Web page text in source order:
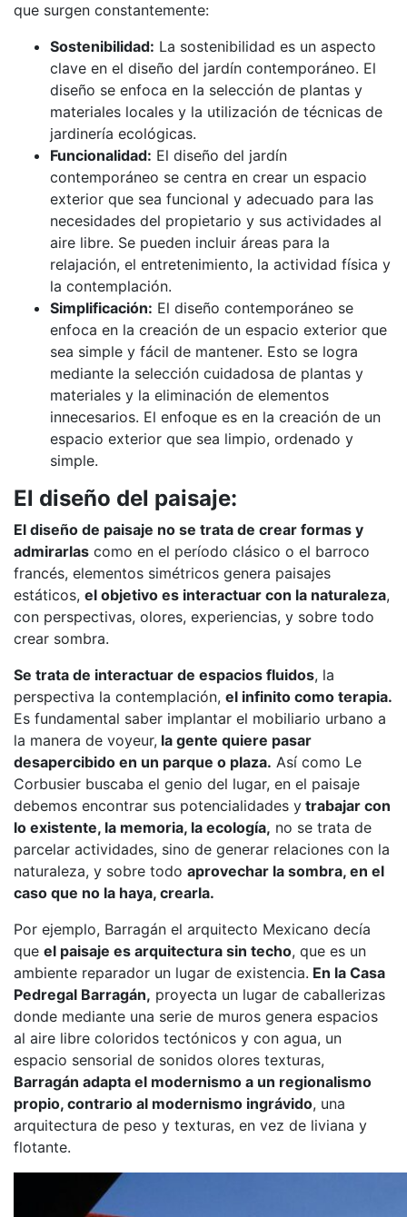
que surgen constantemente:
Sostenibilidad: La sostenibilidad es un aspecto
clave en el diseño del jardín contemporáneo. El
diseño se enfoca en la selección de plantas y
materiales locales y la utilización de técnicas de
jardinería ecológicas.
Funcionalidad: El diseño del jardín
contemporáneo se centra en crear un espacio
exterior que sea funcional y adecuado para las
necesidades del propietario y sus actividades al
aire libre. Se pueden incluir áreas para la
relajación, el entretenimiento, la actividad física y
la contemplación.
Simplificación: El diseño contemporáneo se
enfoca en la creación de un espacio exterior que
sea simple y fácil de mantener. Esto se logra
mediante la selección cuidadosa de plantas y
materiales y la eliminación de elementos
innecesarios. El enfoque es en la creación de un
espacio exterior que sea limpio, ordenado y
simple.
El diseño del paisaje:
El diseño de paisaje no se trata de crear formas y
admirarlas como en el período clásico o el barroco
francés, elementos simétricos genera paisajes
estáticos, el objetivo es interactuar con la naturaleza,
con perspectivas, olores, experiencias, y sobre todo
crear sombra.
Se trata de interactuar de espacios fluidos, la
perspectiva la contemplación, el infinito como terapia.
Es fundamental saber implantar el mobiliario urbano a
la manera de voyeur, la gente quiere pasar
desapercibido en un parque o plaza. Así como Le
Corbusier buscaba el genio del lugar, en el paisaje
debemos encontrar sus potencialidades y trabajar con
lo existente, la memoria, la ecología, no se trata de
parcelar actividades, sino de generar relaciones con la
naturaleza, y sobre todo aprovechar la sombra, en el
caso que no la haya, crearla.
Por ejemplo, Barragán el arquitecto Mexicano decía
que el paisaje es arquitectura sin techo, que es un
ambiente reparador un lugar de existencia. En la Casa
Pedregal Barragán, proyecta un lugar de caballerizas
donde mediante una serie de muros genera espacios
al aire libre coloridos tectónicos y con agua, un
espacio sensorial de sonidos olores texturas,
Barragán adapta el modernismo a un regionalismo
propio, contrario al modernismo ingrávido, una
arquitectura de peso y texturas, en vez de liviana y
flotante.